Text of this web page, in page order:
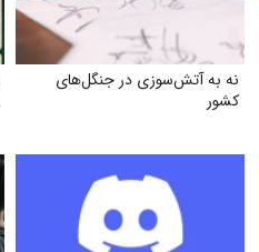
نه به آتش‌سوزی در جنگل‌های
کشور